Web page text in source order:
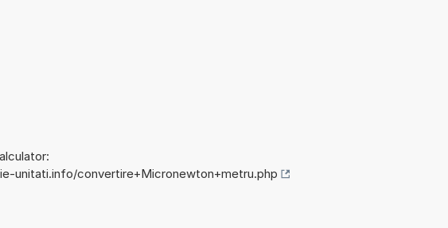
unitati.info/convertire+Micronewton+metru.php